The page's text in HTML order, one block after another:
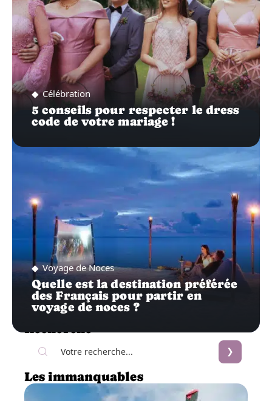
Célébration
5 conseils pour respecter le dress
code de votre mariage !
Voyage de Noces
Quelle est la destination préférée
des Français pour partir en
voyage de noces ?
Les immanquables